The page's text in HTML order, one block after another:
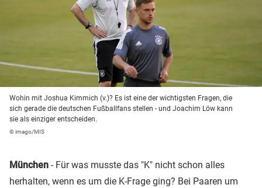
Wohin mit Joshua Kimmich (v.)? Es ist eine der wichtigsten Fragen, die
sich gerade die deutschen Fußballfans stellen - und Joachim Löw kann
sie als einziger entscheiden.
© imago/MIS
München - Für was musste das "K" nicht schon alles
herhalten, wenn es um die K-Frage ging? Bei Paaren um